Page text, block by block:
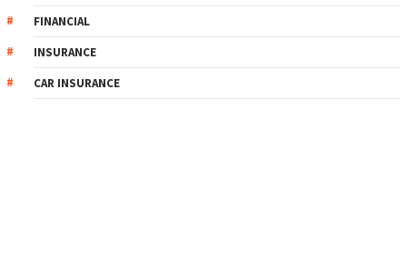
FINANCIAL
INSURANCE
CAR INSURANCE